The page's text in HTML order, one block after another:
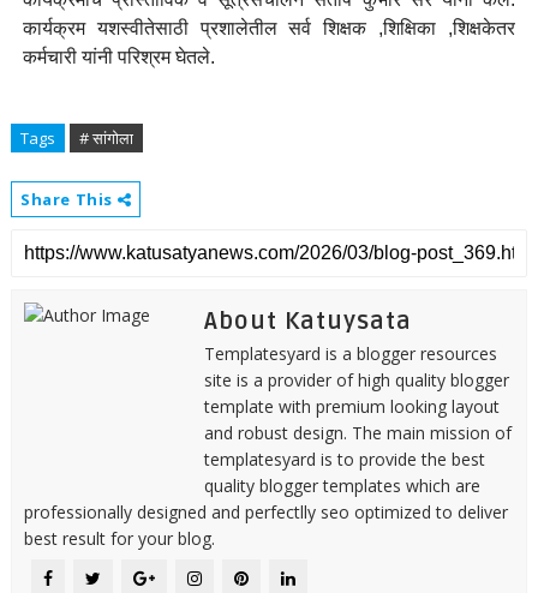
कार्यक्रम यशस्वीतेसाठी प्रशालेतील सर्व शिक्षक ,शिक्षिका ,शिक्षकेतर
कर्मचारी यांनी परिश्रम घेतले.
Tags # सांगोला
Share This
About Katuysata
Templatesyard is a blogger resources
site is a provider of high quality blogger
template with premium looking layout
and robust design. The main mission of
templatesyard is to provide the best
quality blogger templates which are
professionally designed and perfectlly seo optimized to deliver
best result for your blog.